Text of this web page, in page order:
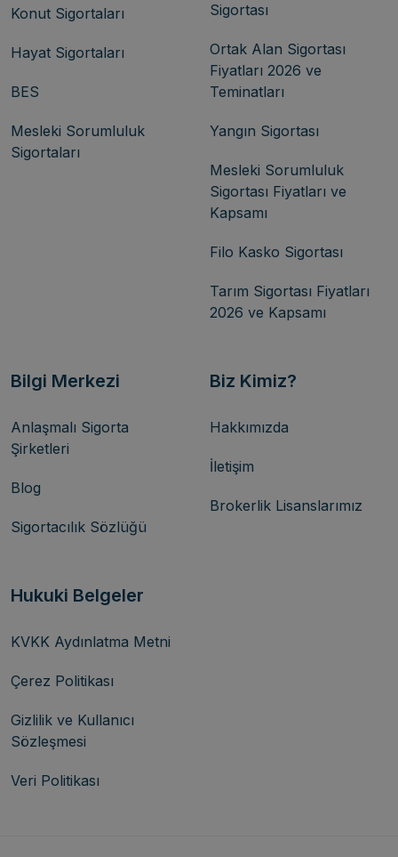
Konut Sigortaları
Hayat Sigortaları
BES
Mesleki Sorumluluk
Sigortaları
Sigortası
Ortak Alan Sigortası
Fiyatları 2026 ve
Teminatları
Yangın Sigortası
Mesleki Sorumluluk
Sigortası Fiyatları ve
Kapsamı
Filo Kasko Sigortası
Tarım Sigortası Fiyatları
2026 ve Kapsamı
Bilgi Merkezi
Anlaşmalı Sigorta
Şirketleri
Blog
Sigortacılık Sözlüğü
Biz Kimiz?
Hakkımızda
İletişim
Brokerlik Lisanslarımız
Hukuki Belgeler
KVKK Aydınlatma Metni
Çerez Politikası
Gizlilik ve Kullanıcı
Sözleşmesi
Veri Politikası